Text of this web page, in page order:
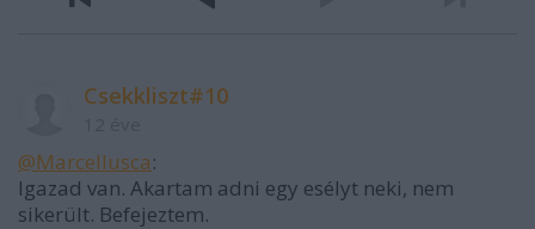
Csekkliszt#10
@Marcellusca:
Igazad van. Akartam adni egy esélyt neki, nem
sikerült. Befejeztem.